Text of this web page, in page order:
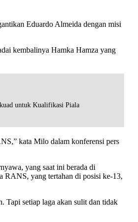
Eduardo Almeida dengan misi
kembalinya Hamka Hamza yang
untuk Kualifikasi Piala
kata Milo dalam konferensi pers
yang saat ini berada di
RANS, yang tertahan di posisi ke-13,
Tapi setiap laga akan sulit dan tidak